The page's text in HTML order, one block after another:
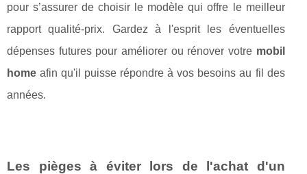
pour s’assurer de choisir le modèle qui offre le meilleur
rapport qualité-prix. Gardez à l'esprit les éventuelles
dépenses futures pour améliorer ou rénover votre mobil
home afin qu'il puisse répondre à vos besoins au fil des
années.
Les pièges à éviter lors de l'achat d'un